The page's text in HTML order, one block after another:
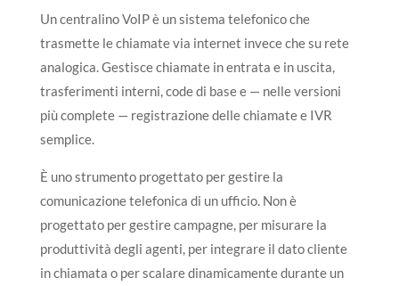
Un centralino VoIP è un sistema telefonico che
trasmette le chiamate via internet invece che su rete
analogica. Gestisce chiamate in entrata e in uscita,
trasferimenti interni, code di base e — nelle versioni
più complete — registrazione delle chiamate e IVR
semplice.
È uno strumento progettato per gestire la
comunicazione telefonica di un ufficio. Non è
progettato per gestire campagne, per misurare la
produttività degli agenti, per integrare il dato cliente
in chiamata o per scalare dinamicamente durante un